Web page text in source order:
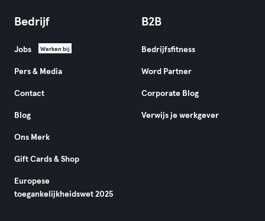
Bedrijf
Jobs Werken bij
Pers & Media
Contact
Blog
Ons Merk
Gift Cards & Shop
Europese
toegankelijkheidswet 2025
B2B
Bedrijfsfitness
Word Partner
Corporate Blog
Verwijs je werkgever